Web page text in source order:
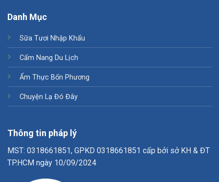
Danh Mục
Sữa Tươi Nhập Khẩu
Cẩm Nang Du Lịch
Ẩm Thực Bốn Phương
Chuyện Lạ Đó Đây
Thông tin pháp lý
MST: 0318661851, GPKD 0318661851 cấp bởi sở KH & ĐT
TP.HCM ngày 10/09/2024